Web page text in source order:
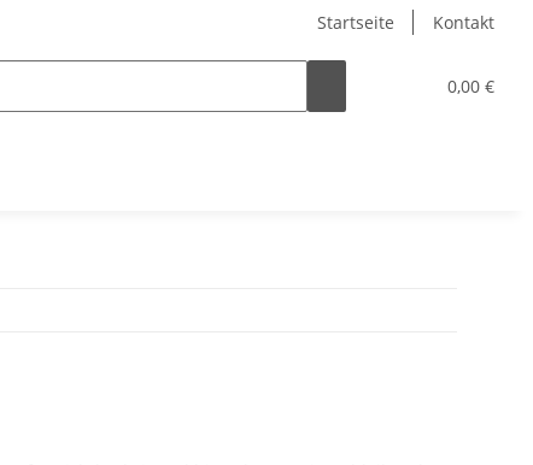
Startseite Kontakt
0,00 €